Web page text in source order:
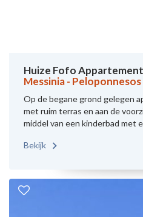
Huize Fofo
Messinia - Peloponnesos
Op de begane grond gelegen
met ruim terras en aan de
middel van een kinderbad met
Bekijk